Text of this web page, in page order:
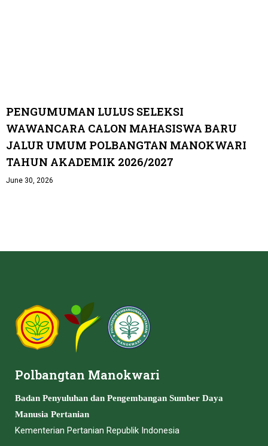
PENGUMUMAN LULUS SELEKSI
WAWANCARA CALON MAHASISWA BARU
JALUR UMUM POLBANGTAN MANOKWARI
TAHUN AKADEMIK 2026/2027
June 30, 2026
Polbangtan Manokwari
Badan Penyuluhan dan Pengembangan Sumber Daya
Manusia Pertanian
Kementerian Pertanian Republik Indonesia